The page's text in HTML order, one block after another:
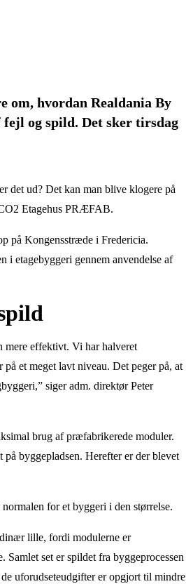
om, hvordan Realdania By
og spild. Det sker tirsdag
det ud? Det kan man blive klogere på
Etagehus PRÆFAB.
på Kongensstræde i Fredericia.
i etagebyggeri gennem anvendelse af
mere effektivt. Vi har halveret
et meget lavt niveau. Det peger på, at
siger adm. direktør Peter
brug af præfabrikerede moduler.
byggepladsen. Herefter er der blevet
for et byggeri i den størrelse.
lille, fordi modulerne er
Samlet set er spildet fra byggeprocessen
uforudseteudgifter er opgjort til mindre